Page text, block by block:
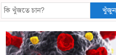
খুঁজুন